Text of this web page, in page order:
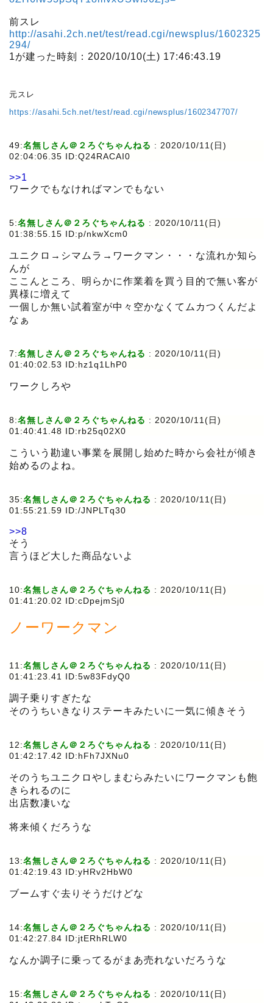
前スレ
http://asahi.2ch.net/test/read.cgi/newsplus/1602325
294/
1が建った時刻：2020/10/10(土) 17:46:43.19
元スレ
https://asahi.5ch.net/test/read.cgi/newsplus/1602347707/
49:名無しさん＠２ろぐちゃんねる : 2020/10/11(日)
02:04:06.35 ID:Q24RACAI0
>>1
ワークでもなければマンでもない
5:名無しさん＠２ろぐちゃんねる : 2020/10/11(日)
01:38:55.15 ID:p/nkwXcm0
ユニクロ→シマムラ→ワークマン・・・な流れか知ら
んが
ここんところ、明らかに作業着を買う目的で無い客が
異様に増えて
一個しか無い試着室が中々空かなくてムカつくんだよ
なぁ
7:名無しさん＠２ろぐちゃんねる : 2020/10/11(日)
01:40:02.53 ID:hz1q1LhP0
ワークしろや
8:名無しさん＠２ろぐちゃんねる : 2020/10/11(日)
01:40:41.48 ID:rb25q02X0
こういう勘違い事業を展開し始めた時から会社が傾き
始めるのよね。
35:名無しさん＠２ろぐちゃんねる : 2020/10/11(日)
01:55:21.59 ID:/JNPLTq30
>>8
そう
言うほど大した商品ないよ
10:名無しさん＠２ろぐちゃんねる : 2020/10/11(日)
01:41:20.02 ID:cDpejmSj0
ノーワークマン
11:名無しさん＠２ろぐちゃんねる : 2020/10/11(日)
01:41:23.41 ID:5w83FdyQ0
調子乗りすぎたな
そのうちいきなりステーキみたいに一気に傾きそう
12:名無しさん＠２ろぐちゃんねる : 2020/10/11(日)
01:42:17.42 ID:hFh7JXNu0
そのうちユニクロやしまむらみたいにワークマンも飽
きられるのに
出店数凄いな
将来傾くだろうな
13:名無しさん＠２ろぐちゃんねる : 2020/10/11(日)
01:42:19.43 ID:yHRv2HbW0
ブームすぐ去りそうだけどな
14:名無しさん＠２ろぐちゃんねる : 2020/10/11(日)
01:42:27.84 ID:jtERhRLW0
なんか調子に乗ってるがまあ売れないだろうな
15:名無しさん＠２ろぐちゃんねる : 2020/10/11(日)